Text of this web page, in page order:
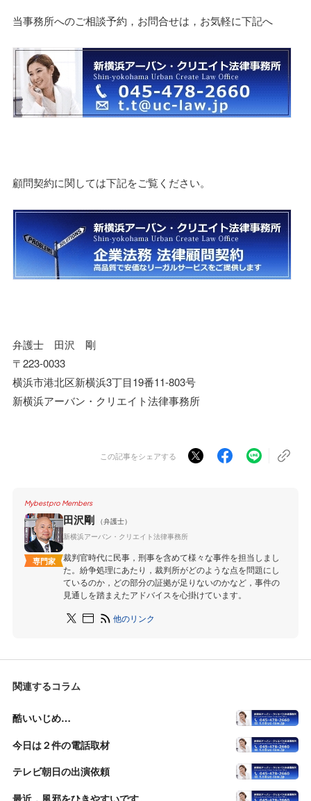
当事務所へのご相談予約，お問合せは，お気軽に下記へ
顧問契約に関しては下記をご覧ください。
弁護士 田沢 剛
〒223-0033
横浜市港北区新横浜3丁目19番11-803号
新横浜アーバン・クリエイト法律事務所
この記事をシェアする
Mybestpro Members
専門家
田沢剛
（弁護士）
新横浜アーバン・クリエイト法律事務所
裁判官時代に民事，刑事を含めて様々な事件を担当しまし
た。紛争処理にあたり，裁判所がどのような点を問題にし
ているのか，どの部分の証拠が足りないのかなど，事件の
見通しを踏まえたアドバイスを心掛けています。
他のリンク
関連するコラム
酷いいじめ…
今日は２件の電話取材
テレビ朝日の出演依頼
最近，風邪をひきやすいです。